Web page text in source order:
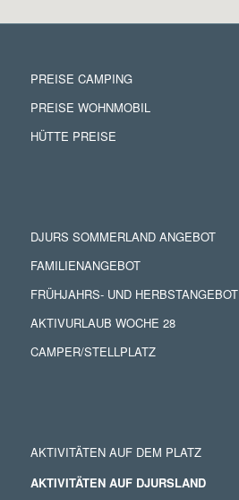
PREISE CAMPING
PREISE WOHNMOBIL
HÜTTE PREISE
DJURS SOMMERLAND ANGEBOT
FAMILIENANGEBOT
FRÜHJAHRS- UND HERBSTANGEBOT
AKTIVURLAUB WOCHE 28
CAMPER/STELLPLATZ
AKTIVITÄTEN AUF DEM PLATZ
AKTIVITÄTEN AUF DJURSLAND